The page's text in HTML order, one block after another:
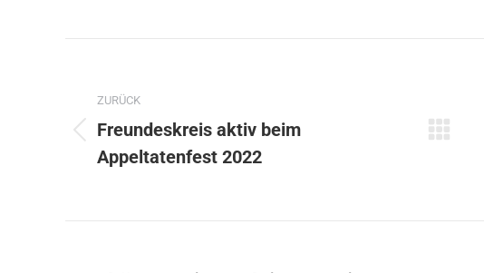
ZURÜCK
Vorheriger
Beitrag:
Freundeskreis aktiv beim
Appeltatenfest 2022